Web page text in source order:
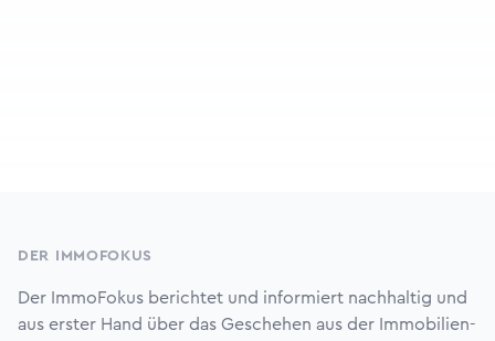
DER IMMOFOKUS
Der ImmoFokus berichtet und informiert nachhaltig und
aus erster Hand über das Geschehen aus der Immobilien-